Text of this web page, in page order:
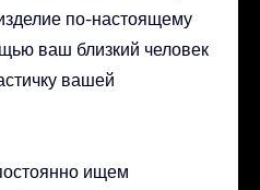
по-настоящему
ваш близкий человек
вашей
ищем